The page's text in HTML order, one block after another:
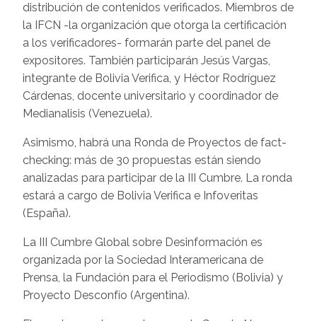
distribución de contenidos verificados. Miembros de
la IFCN -la organización que otorga la certificación
a los verificadores- formarán parte del panel de
expositores. También participarán Jesús Vargas,
integrante de Bolivia Verifica, y Héctor Rodríguez
Cárdenas, docente universitario y coordinador de
Medianalisis (Venezuela).
Asimismo, habrá una Ronda de Proyectos de fact-
checking: más de 30 propuestas están siendo
analizadas para participar de la III Cumbre. La ronda
estará a cargo de Bolivia Verifica e Infoveritas
(España).
La III Cumbre Global sobre Desinformación es
organizada por la Sociedad Interamericana de
Prensa, la Fundación para el Periodismo (Bolivia) y
Proyecto Desconfío (Argentina).